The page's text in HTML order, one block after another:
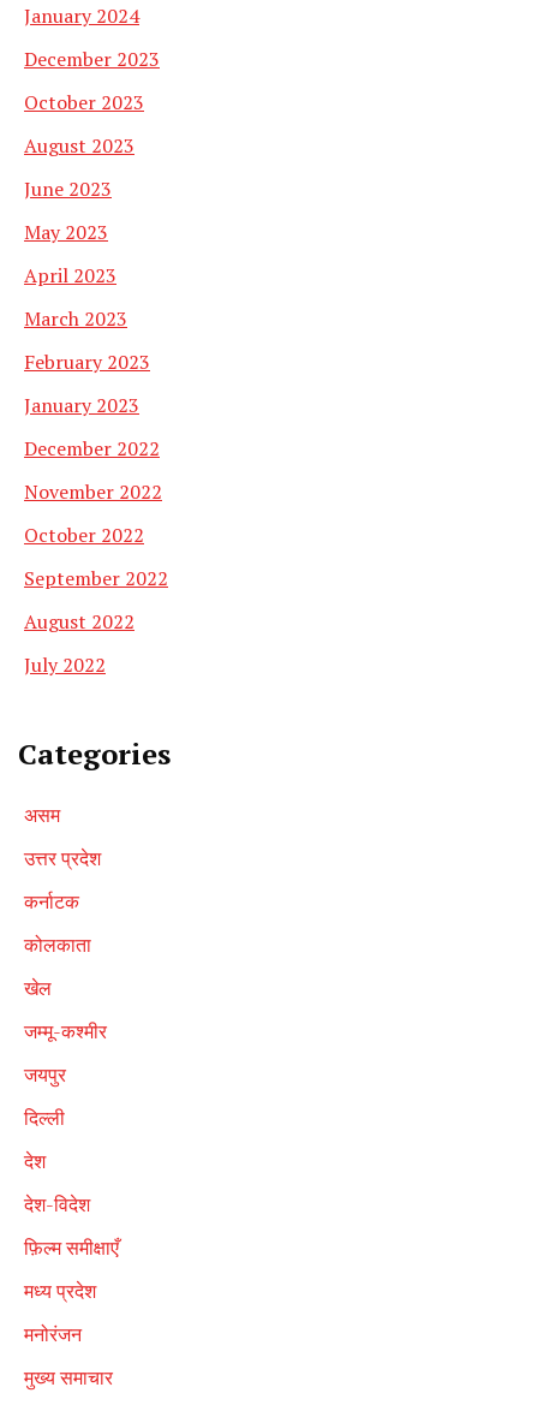
January 2024
December 2023
October 2023
August 2023
June 2023
May 2023
April 2023
March 2023
February 2023
January 2023
December 2022
November 2022
October 2022
September 2022
August 2022
July 2022
Categories
असम
उत्तर प्रदेश
कर्नाटक
कोलकाता
खेल
जम्मू-कश्मीर
जयपुर
दिल्ली
देश
देश-विदेश
फ़िल्म समीक्षाएँ
मध्य प्रदेश
मनोरंजन
मुख्य समाचार